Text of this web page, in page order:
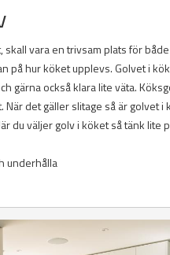
vara en trivsam plats för
på hur köket upplevs. Golvet i
gärna också klara lite väta.
det gäller slitage så är golvet
du väljer golv i köket så tänk lite
underhålla